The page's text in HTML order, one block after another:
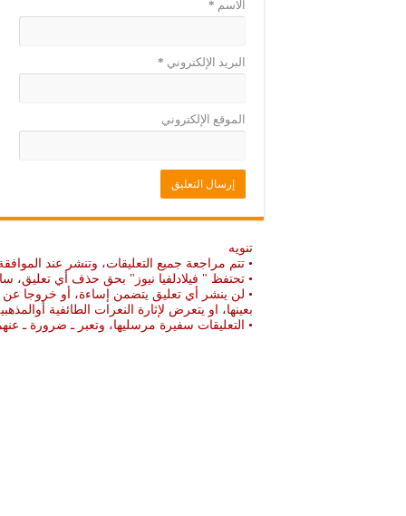
الاسم *
البريد الإلكتروني *
الموقع الإلكتروني
تنويه
• تتم مراجعة جميع التعليقات، وتنشر عند
• تحتفظ " فيلادلفيا نيوز" بحق حذف أي تعليق،
• لن ينشر أي تعليق يتضمن إساءة، أو خروجا عن
بعينها، او يتعرض لإثارة النعرات الطائفية
• التعليقات سفيرة مرسليها، وتعبر ـ ضرورة